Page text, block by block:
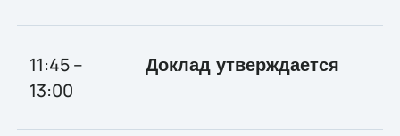
11:45 –
13:00
Доклад утверждается